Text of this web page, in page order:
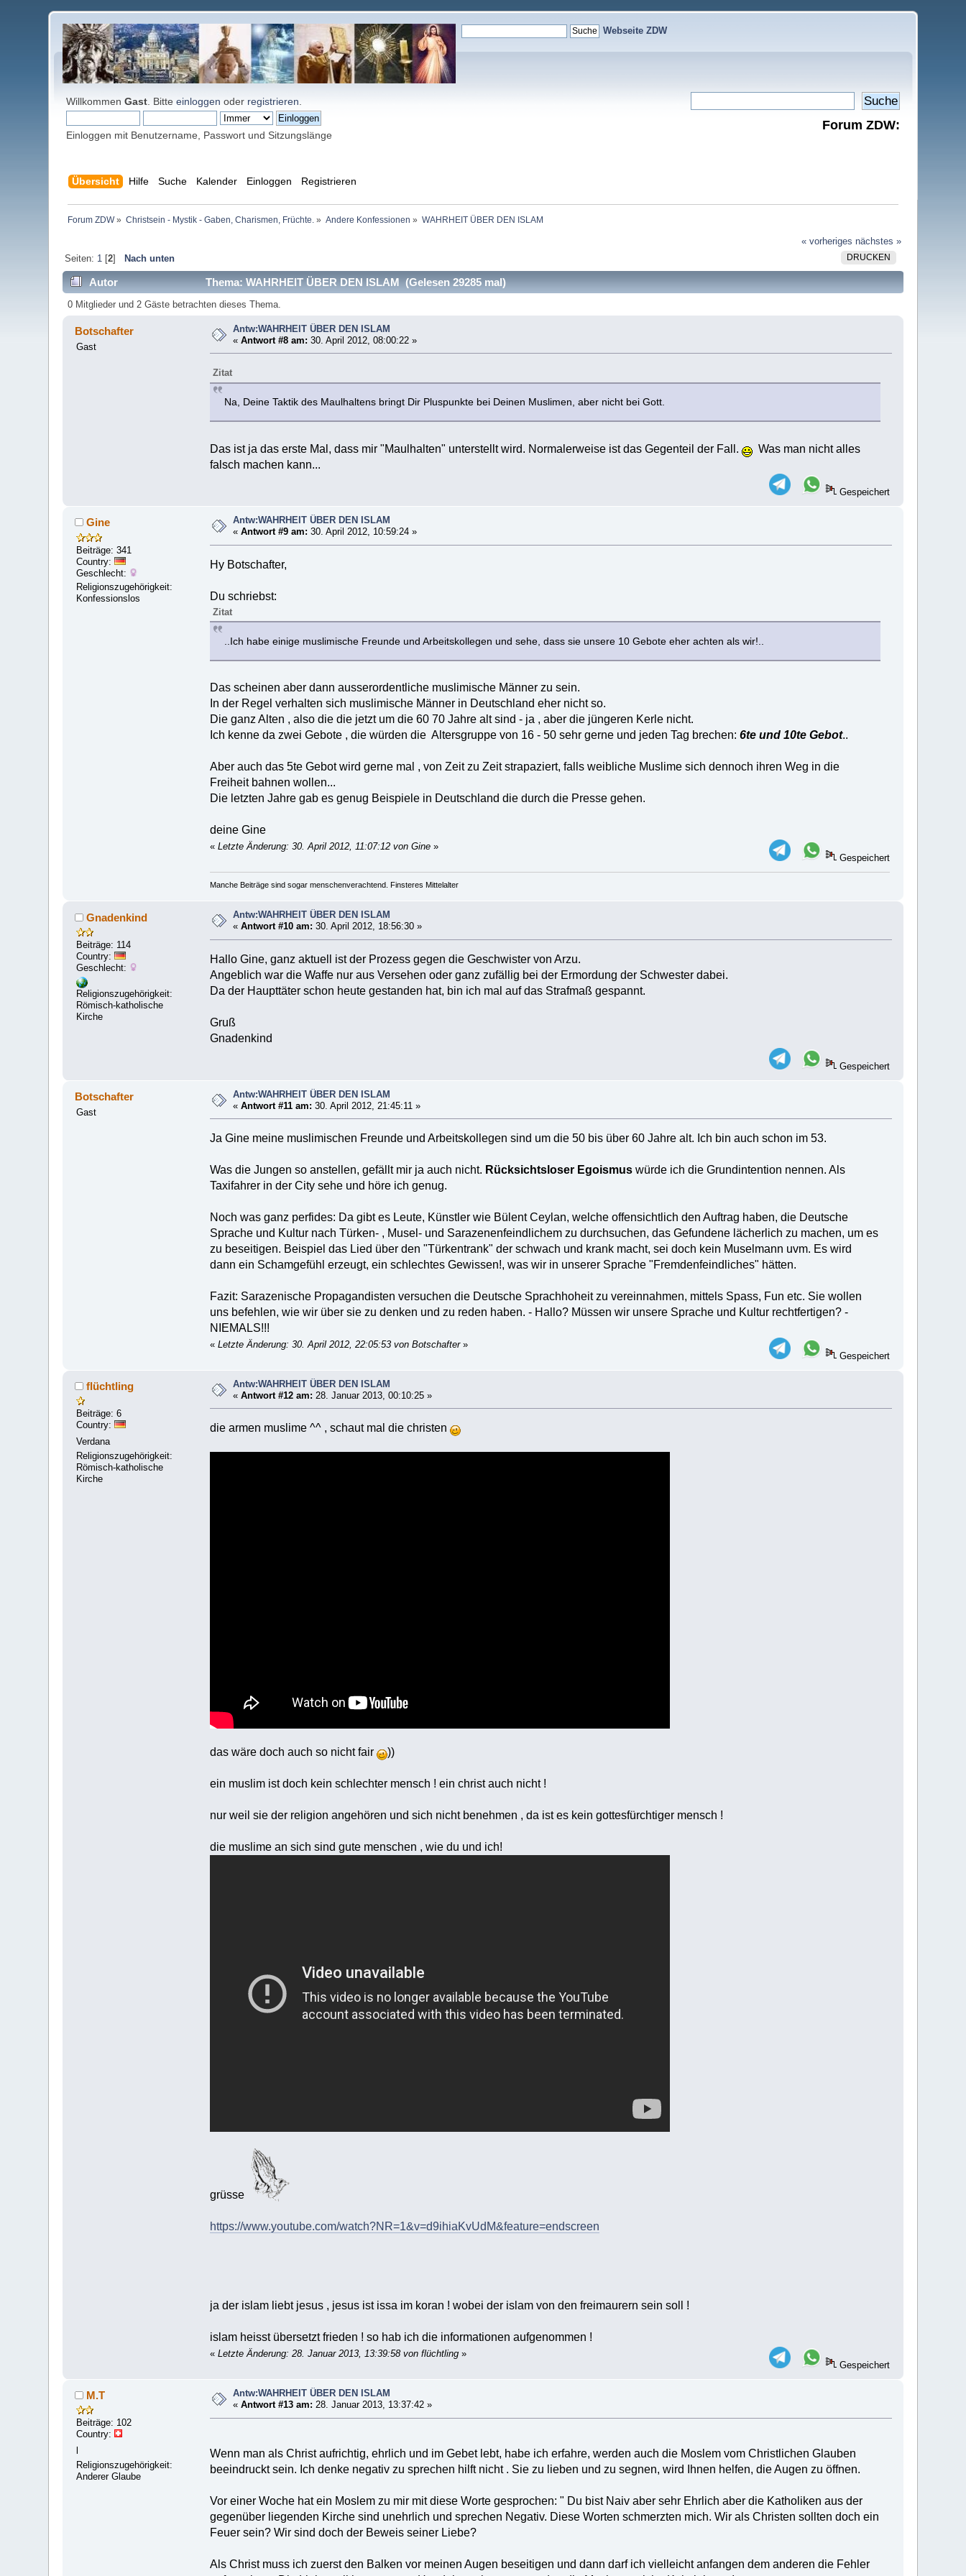
Webseite ZDW
WillkommenGast . Bitteeinloggen oder registrieren
Einloggen mit Benutzername, Passwort und Sitzungslänge
Forum ZDW:
Übersicht Hilfe Suche Kalender Einloggen Registrieren
Forum ZDW» Christsein - Mystik - Gaben, Charismen, Früchte.» Andere Konfessionen » WAHRHEIT ÜBER DEN ISLAM
« vorheriges nächstes »
DRUCKEN
Seiten: 1[2] Nach unten
Autor Thema: WAHRHEIT ÜBER DEN ISLAM (Gelesen 29285 mal)
0 Mitglieder und 2 Gäste betrachten dieses Thema.
Botschafter
Gast
Antw:WAHRHEIT ÜBER DEN ISLAM
«Antwort #8 am: 30. April 2012, 08:00:22 »
Zitat
Na, Deine Taktik des Maulhaltens bringt Dir Pluspunkte bei Deinen Muslimen, aber nicht bei Gott.
Das ist ja das erste Mal, dass mir "Maulhalten" unterstellt wird. Normalerweise ist das Gegenteil der Fall.
Was man nicht alles
falsch machen kann...
Gespeichert
Gine
Beiträge: 341
Country:
Geschlecht:
Religionszugehörigkeit:
Konfessionslos
Antw:WAHRHEIT ÜBER DEN ISLAM
«Antwort #9 am: 30. April 2012, 10:59:24 »
Hy Botschafter,
Du schriebst:
Zitat
..Ich habe einige muslimische Freunde und Arbeitskollegen und sehe, dass sie unsere 10 Gebote eher achten als wir!..
Das scheinen aber dann ausserordentliche muslimische Männer zu sein.
In der Regel verhalten sich muslimische Männer in Deutschland eher nicht so.
Die ganz Alten , also die die jetzt um die 60 70 Jahre alt sind - ja , aber die jüngeren Kerle nicht.
Ich kenne da zwei Gebote , die würden die Altersgruppe von 16 - 50 sehr gerne und jeden Tag brechen: 6te und 10te Gebot..
Aber auch das 5te Gebot wird gerne mal , von Zeit zu Zeit strapaziert, falls weibliche Muslime sich dennoch ihren Weg in die
Freiheit bahnen wollen...
Die letzten Jahre gab es genug Beispiele in Deutschland die durch die Presse gehen.
deine Gine
« Letzte Änderung: 30. April 2012, 11:07:12 von Gine »
Gespeichert
Manche Beiträge sind sogar menschenverachtend. Finsteres Mittelalter
Gnadenkind
Beiträge: 114
Country:
Geschlecht:
Religionszugehörigkeit:
Römisch-katholische
Kirche
Antw:WAHRHEIT ÜBER DEN ISLAM
«Antwort #10 am: 30. April 2012, 18:56:30 »
Hallo Gine, ganz aktuell ist der Prozess gegen die Geschwister von Arzu.
Angeblich war die Waffe nur aus Versehen oder ganz zufällig bei der Ermordung der Schwester dabei.
Da der Haupttäter schon heute gestanden hat, bin ich mal auf das Strafmaß gespannt.
Gruß
Gnadenkind
Gespeichert
Botschafter
Gast
Antw:WAHRHEIT ÜBER DEN ISLAM
«Antwort #11 am: 30. April 2012, 21:45:11 »
Ja Gine meine muslimischen Freunde und Arbeitskollegen sind um die 50 bis über 60 Jahre alt. Ich bin auch schon im 53.
Was die Jungen so anstellen, gefällt mir ja auch nicht. Rücksichtsloser Egoismus würde ich die Grundintention nennen. Als
Taxifahrer in der City sehe und höre ich genug.
Noch was ganz perfides: Da gibt es Leute, Künstler wie Bülent Ceylan, welche offensichtlich den Auftrag haben, die Deutsche
Sprache und Kultur nach Türken- , Musel- und Sarazenenfeindlichem zu durchsuchen, das Gefundene lächerlich zu machen, um es
zu beseitigen. Beispiel das Lied über den "Türkentrank" der schwach und krank macht, sei doch kein Muselmann uvm. Es wird
dann ein Schamgefühl erzeugt, ein schlechtes Gewissen!, was wir in unserer Sprache "Fremdenfeindliches" hätten.
Fazit: Sarazenische Propagandisten versuchen die Deutsche Sprachhoheit zu vereinnahmen, mittels Spass, Fun etc. Sie wollen
uns befehlen, wie wir über sie zu denken und zu reden haben. - Hallo? Müssen wir unsere Sprache und Kultur rechtfertigen? -
NIEMALS!!!
« Letzte Änderung: 30. April 2012, 22:05:53 von Botschafter»
Gespeichert
flüchtling
Beiträge: 6
Country:
Verdana
Religionszugehörigkeit:
Römisch-katholische
Kirche
Antw:WAHRHEIT ÜBER DEN ISLAM
«Antwort #12 am: 28. Januar 2013, 00:10:25 »
die armen muslime ^^ , schaut mal die christen
das wäre doch auch so nicht fair ))
ein muslim ist doch kein schlechter mensch ! ein christ auch nicht !
nur weil sie der religion angehören und sich nicht benehmen , da ist es kein gottesfürchtiger mensch !
die muslime an sich sind gute menschen , wie du und ich!
grüsse
https://www.youtube.com/watch?NR=1&v=d9ihiaKvUdM&feature=endscreen
ja der islam liebt jesus , jesus ist issa im koran ! wobei der islam von den freimaurern sein soll !
islam heisst übersetzt frieden ! so hab ich die informationen aufgenommen !
« Letzte Änderung: 28. Januar 2013, 13:39:58 von flüchtling »
Gespeichert
M.T
Beiträge: 102
Country:
Religionszugehörigkeit:
Anderer Glaube
Antw:WAHRHEIT ÜBER DEN ISLAM
«Antwort #13 am: 28. Januar 2013, 13:37:42 »
Wenn man als Christ aufrichtig, ehrlich und im Gebet lebt, habe ich erfahre, werden auch die Moslem vom Christlichen Glauben
beeindruckt sein. Ich denke negativ zu sprechen hilft nicht . Sie zu lieben und zu segnen, wird Ihnen helfen, die Augen zu öffnen.
Vor einer Woche hat ein Moslem zu mir mit diese Worte gesprochen: " Du bist Naiv aber sehr Ehrlich aber die Katholiken aus der
gegenüber liegenden Kirche sind unehrlich und sprechen Negativ. Diese Worten schmerzten mich. Wir als Christen sollten doch ein
Feuer sein? Wir sind doch der Beweis seiner Liebe?
Als Christ muss ich zuerst den Balken vor meinen Augen beseitigen und dann darf ich vielleicht anfangen dem anderen die Fehler